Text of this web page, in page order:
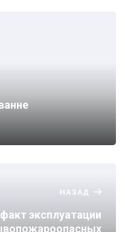
НАЗАД
эксплуатации